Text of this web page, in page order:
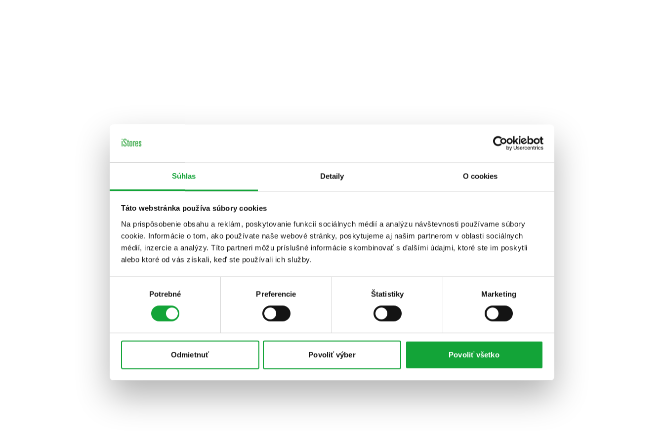
Súhlas Detaily O cookies
Táto webstránka používa súbory cookies
Na prispôsobenie obsahu a reklám, poskytovanie funkcií sociálnych médií a analýzu návštevnosti používame súbory
cookie. Informácie o tom, ako používate naše webové stránky, poskytujeme aj našim partnerom v oblasti sociálnych
médií, inzercie a analýzy. Títo partneri môžu príslušné informácie skombinovať s ďalšími údajmi, ktoré ste im poskytli
alebo ktoré od vás získali, keď ste používali ich služby.
Potrebné Preferencie Štatistiky Marketing
Odmietnuť Povoliť výber Povoliť všetko